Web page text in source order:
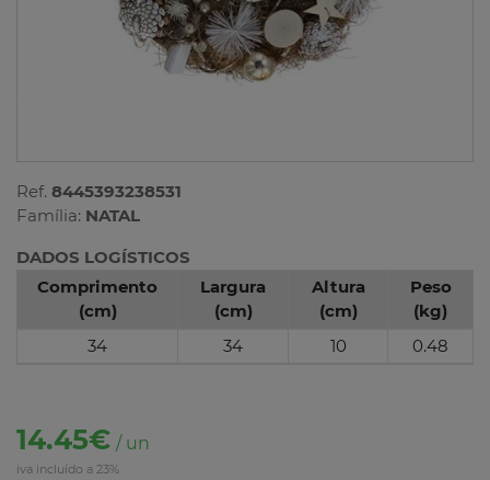
Ref. 8445393238531
Família: NATAL
DADOS LOGÍSTICOS
Comprimento
(cm)
Largura
(cm)
Altura
(cm)
Peso
(kg)
34
34 10 0.48
14.45€ / un
iva incluído a 23%